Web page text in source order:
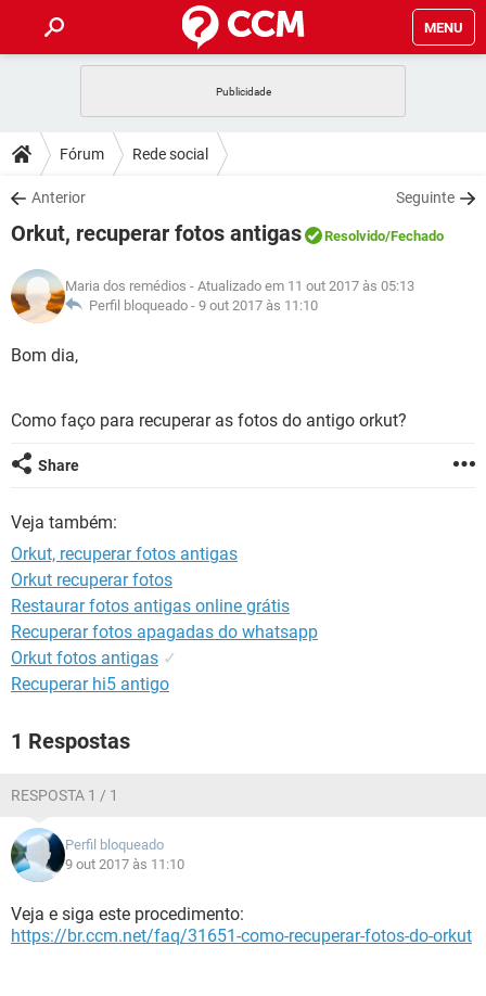
MENU
CELULAR
OUTLOOK
INSTAGRAM GMAIL
GUIA DE COMPRAS
DICAS
JOGOS
INSTAGRAM GMAIL
GUIA DE COMPRAS
DOWNLOADS
JOGOS WHATSAPP
CELULAR
OUTLOOK EXCEL
INSTAGRAM
FÓRUM
JOGOS WHATSAPP
CELULAR
OUTLOOK
GLOSSÁRIO
JOGOS
OUTLOOK EXCEL
INSTAGRAM
Fórum Rede social
Anterior Seguinte
Orkut, recuperar fotos antigas Resolvido/Fechado
Maria dos remédios - Atualizado em 11 out 2017 às 05:13
Perfil bloqueado - 9 out 2017 às 11:10
Bom dia,
Como faço para recuperar as fotos do antigo orkut?
Share
Veja também:
Orkut, recuperar fotos antigas
Orkut recuperar fotos
Restaurar fotos antigas online grátis
Recuperar fotos apagadas do whatsapp
Orkut fotos antigas ✓
Recuperar hi5 antigo
1 Respostas
RESPOSTA 1 / 1
Perfil bloqueado
9 out 2017 às 11:10
Veja e siga este procedimento:
https://br.ccm.net/faq/31651-como-recuperar-fotos-do-orkut